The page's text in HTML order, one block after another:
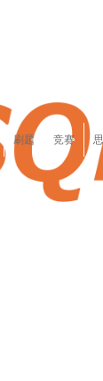
刷题 竞赛